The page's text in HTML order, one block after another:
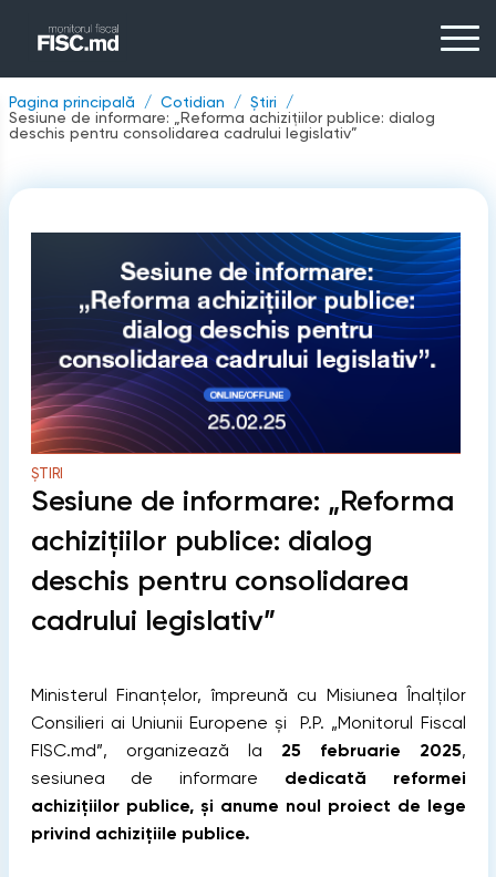
Pagina principală Cotidian
Știri
Sesiune de informare: „Reforma achizițiilor publice: dialog
deschis pentru consolidarea cadrului legislativ”
ȘTIRI
Sesiune de informare: „Reforma
achizițiilor publice: dialog
deschis pentru consolidarea
cadrului legislativ”
Ministerul Finanțelor, împreună cu Misiunea Înalților
Consilieri ai Uniunii Europene și P.P. „Monitorul Fiscal
FISC.md”, organizează la 25 februarie 2025,
sesiunea de informare dedicată reformei
achizițiilor publice, și anume noul proiect de lege
privind achizițiile publice.